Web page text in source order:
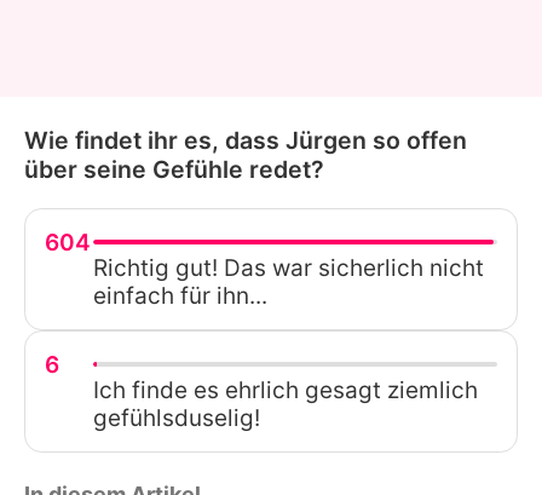
Wie findet ihr es, dass Jürgen so offen
über seine Gefühle redet?
604
Richtig gut! Das war sicherlich nicht
einfach für ihn...
6
Ich finde es ehrlich gesagt ziemlich
gefühlsduselig!